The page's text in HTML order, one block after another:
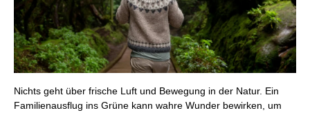
Nichts geht über frische Luft und Bewegung in der Natur. Ein
Familienausflug ins Grüne kann wahre Wunder bewirken, um